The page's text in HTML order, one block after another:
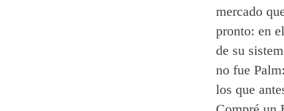
mercado
pronto: en
de su
no fue
los que